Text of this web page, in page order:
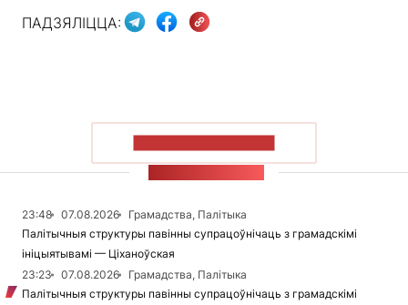
ПАДЗЯЛІЦЦА:
23:48 07.08.2026
Грамадства, Палітыка
Палітычныя структуры павінны супрацоўнічаць з грамадскімі
ініцыятывамі — Ціханоўская
23:23
07.08.2026
Грамадства, Палітыка
Палітычныя структуры павінны супрацоўнічаць з грамадскімі